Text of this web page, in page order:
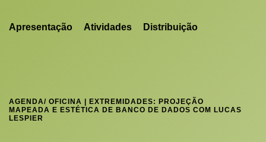
Apresentação Atividades Distribuição
AGENDA/ OFICINA | EXTREMIDADES: PROJEÇÃO
MAPEADA E ESTÉTICA DE BANCO DE DADOS COM LUCAS
LESPIER